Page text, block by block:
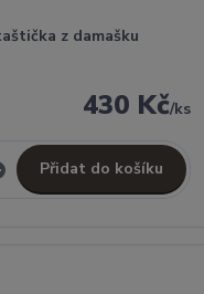
z damašku
430 Kč/ks
Přidat do košíku